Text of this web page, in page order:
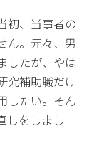
初、当事者の
ん。元々、男
したが、やは
究補助職だけ
したい。そん
しをしまし